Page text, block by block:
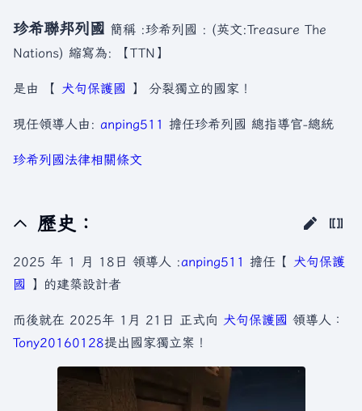
珍希聯邦列國 簡稱 :珍希列國 : (英文:Treasure The
Nations) 縮寫為: 【TTN】
是由 【 犬句保護國 】 分裂獨立的國家！
現任領導人由: anping511 擔任珍希列國 總指導官-總統
珍希列國法律相關條文
歷史：
2025 年 1 月 18日 領導人 :anping511 擔任【
犬句保護
國
】的建築設計者
而後就在 2025年 1月 21日 正式向 犬句保護國 領導人：
Tony20160128提出國家獨立案！